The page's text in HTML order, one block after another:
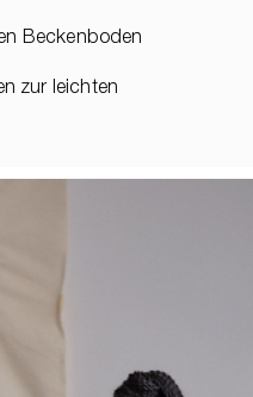
Beckenboden
zur leichten